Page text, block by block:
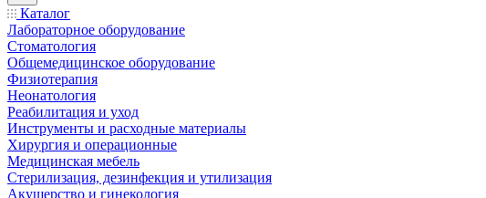
Каталог
Лабораторное оборудование
Стоматология
Общемедицинское оборудование
Физиотерапия
Неонатология
Реабилитация и уход
Инструменты и расходные материалы
Хирургия и операционные
Медицинская мебель
Стерилизация, дезинфекция и утилизация
Акушерство и гинекология